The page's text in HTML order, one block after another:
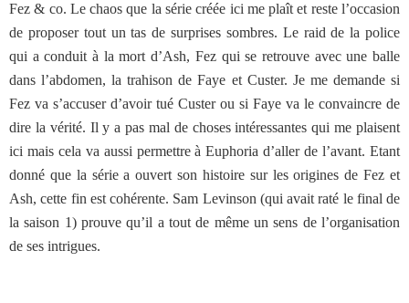
Fez & co. Le chaos que la série créée ici me plaît et reste l’occasion
de proposer tout un tas de surprises sombres. Le raid de la police
qui a conduit à la mort d’Ash, Fez qui se retrouve avec une balle
dans l’abdomen, la trahison de Faye et Custer. Je me demande si
Fez va s’accuser d’avoir tué Custer ou si Faye va le convaincre de
dire la vérité. Il y a pas mal de choses intéressantes qui me plaisent
ici mais cela va aussi permettre à Euphoria d’aller de l’avant. Etant
donné que la série a ouvert son histoire sur les origines de Fez et
Ash, cette fin est cohérente. Sam Levinson (qui avait raté le final de
la saison 1) prouve qu’il a tout de même un sens de l’organisation
de ses intrigues.